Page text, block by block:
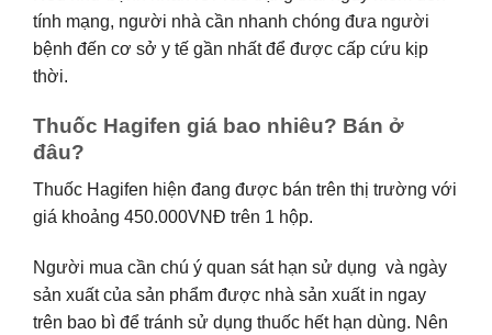
tính mạng, người nhà cần nhanh chóng đưa người
bệnh đến cơ sở y tế gần nhất để được cấp cứu kịp
thời.
Thuốc Hagifen giá bao nhiêu? Bán ở
đâu?
Thuốc Hagifen hiện đang được bán trên thị trường với
giá khoảng 450.000VNĐ trên 1 hộp.
Người mua cần chú ý quan sát hạn sử dụng và ngày
sản xuất của sản phẩm được nhà sản xuất in ngay
trên bao bì để tránh sử dụng thuốc hết hạn dùng. Nên